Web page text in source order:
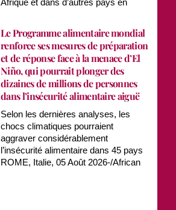
Le Programme alimentaire mondial
renforce ses mesures de préparation
et de réponse face à la menace d’El
Niño, qui pourrait plonger des
dizaines de millions de personnes
dans l’insécurité alimentaire aiguë
Selon les dernières analyses, les
chocs climatiques pourraient
aggraver considérablement
l’insécurité alimentaire dans 45 pays
ROME, Italie, 05 Août 2026-/African